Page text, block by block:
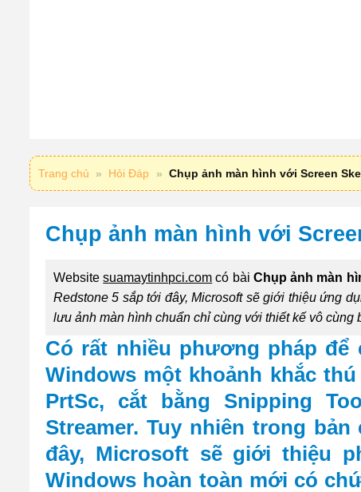
Trang chủ » Hỏi Đáp » Chụp ảnh màn hình với Screen
Chụp ảnh màn hình với
Websitesuamaytinhpci.com có bài Chụp ảnh màn
Redstone 5 sắp tới đây, Microsoft sẽ giới thiệu ứng
lưu ảnh màn hình chuẩn chỉ cùng với thiết kế vô cùng
Có rất nhiều phương pháp
Windows một khoảnh khắc
PrtSc, cắt bằng Snipping
Streamer. Tuy nhiên trong
đây, Microsoft sẽ giới thiệu
Windows hoàn toàn mới có